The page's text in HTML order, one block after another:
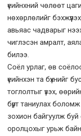
үеийнхний чөлөөт
нөхөрлөлийг
авьяас чадварыг
чиглэсэн амралт,
билээ.
Соёл урлаг, өв соёлоо
үеийнхэн та бүхнийг
тоглолтыг үзэх,
бүрт таниулах
зохион байгуулж
оролцохыг урьж